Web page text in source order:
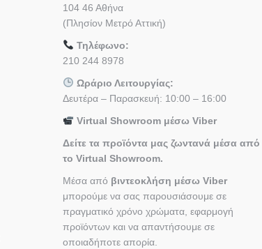
104 46 Αθήνα
(Πλησίον Μετρό Αττική)
Τηλέφωνο:
210 244 8978
Ωράριο Λειτουργίας:
Δευτέρα – Παρασκευή: 10:00 – 16:00
Virtual Showroom μέσω Viber
Δείτε τα προϊόντα μας ζωντανά μέσα από
το Virtual Showroom.
Μέσα από βιντεοκλήση μέσω Viber
μπορούμε να σας παρουσιάσουμε σε
πραγματικό χρόνο χρώματα, εφαρμογή
προϊόντων και να απαντήσουμε σε
οποιαδήποτε απορία.